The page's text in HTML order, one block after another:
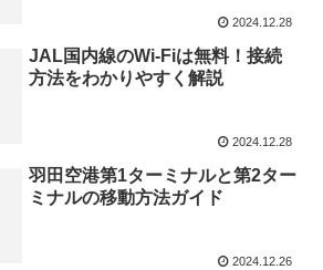
2024.12.28
JAL国内線のWi-Fiは無料！接続
方法をわかりやすく解説
2024.12.28
羽田空港第1ターミナルと第2ター
ミナルの移動方法ガイド
2024.12.26